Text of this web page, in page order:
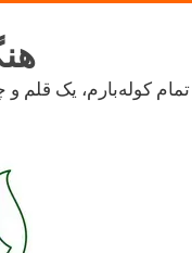
تمام کوله‌بارم، یک قلم